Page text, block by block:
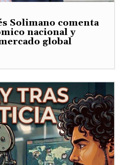
Solimano comenta
nacional y
global